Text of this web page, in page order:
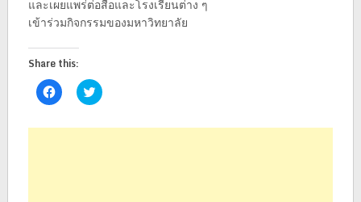
และเผยแพร่ต่อสื่อและโรงเรียนต่าง ๆ
เข้าร่วมกิจกรรมของมหาวิทยาลัย
Share this:
Click
to
Facebook
Click
to
Twitter